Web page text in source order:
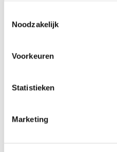
Noodzakelijk
Voorkeuren
Statistieken
Marketing
Een jaar rond in de Eendenkooi ’t